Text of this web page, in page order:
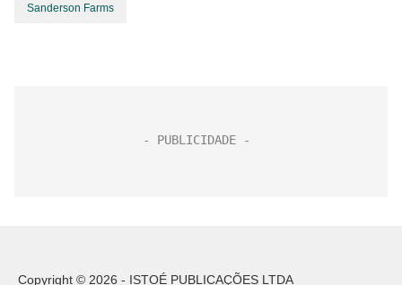
Sanderson Farms
Copyright © 2026 - ISTOÉ PUBLICAÇÕES LTDA